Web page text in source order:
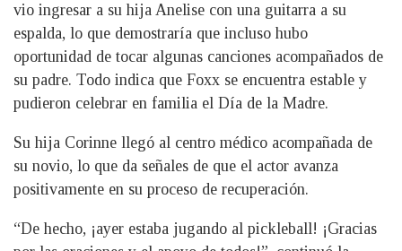
vio ingresar a su hija Anelise con una guitarra a su
espalda, lo que demostraría que incluso hubo
oportunidad de tocar algunas canciones acompañados de
su padre. Todo indica que Foxx se encuentra estable y
pudieron celebrar en familia el Día de la Madre.
Su hija Corinne llegó al centro médico acompañada de
su novio, lo que da señales de que el actor avanza
positivamente en su proceso de recuperación.
“De hecho, ¡ayer estaba jugando al pickleball! ¡Gracias